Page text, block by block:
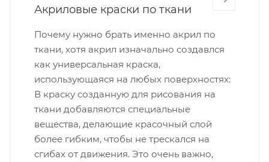
Акриловые краски по ткани
Почему нужно брать именно акрил по
ткани, хотя акрил изначально создавлся
как универсальная краска,
использующаяся на любых поверхностях:
В краску созданную для рисования на
ткани добавляются специальные
вещества, делающие красочный слой
более гибким, чтобы не трескался на
сгибах от движения. Это очень важно,